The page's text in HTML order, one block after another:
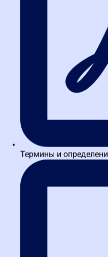
эффективного и
защищать интересы
мы детально
года, алгоритмы сбора
оспаривания решений
[Посмотреть программу и
рассчитывать только на
разделах разберем, как
себя от перспективы судебных
Принципы
системы:
фундамент
Спор о «спам-письме» не
единогласно отменили
ФЗ. Именно они
Термины и